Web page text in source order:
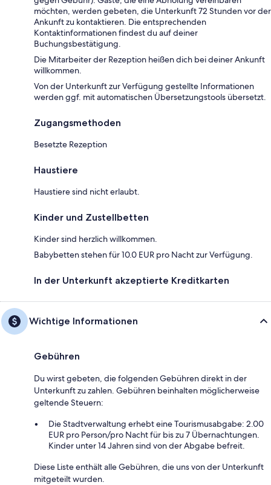
möchten, werden gebeten, die Unterkunft 72 Stunden vor der
Ankunft zu kontaktieren. Die entsprechenden
Kontaktinformationen findest du auf deiner
Buchungsbestätigung.
Die Mitarbeiter der Rezeption heißen dich bei deiner Ankunft
willkommen.
Von der Unterkunft zur Verfügung gestellte Informationen
werden ggf. mit automatischen Übersetzungstools übersetzt.
Zugangsmethoden
Besetzte Rezeption
Haustiere
Haustiere sind nicht erlaubt.
Kinder und Zustellbetten
Kinder sind herzlich willkommen.
Babybetten stehen für 10.0 EUR pro Nacht zur Verfügung.
In der Unterkunft akzeptierte Kreditkarten
Wichtige Informationen
Gebühren
Du wirst gebeten, die folgenden Gebühren direkt in der
Unterkunft zu zahlen. Gebühren beinhalten möglicherweise
geltende Steuern:
Die Stadtverwaltung erhebt eine Tourismusabgabe: 2.00
EUR pro Person/pro Nacht für bis zu 7 Übernachtungen.
Kinder unter 14 Jahren sind von der Abgabe befreit.
Diese Liste enthält alle Gebühren, die uns von der Unterkunft
mitgeteilt wurden.